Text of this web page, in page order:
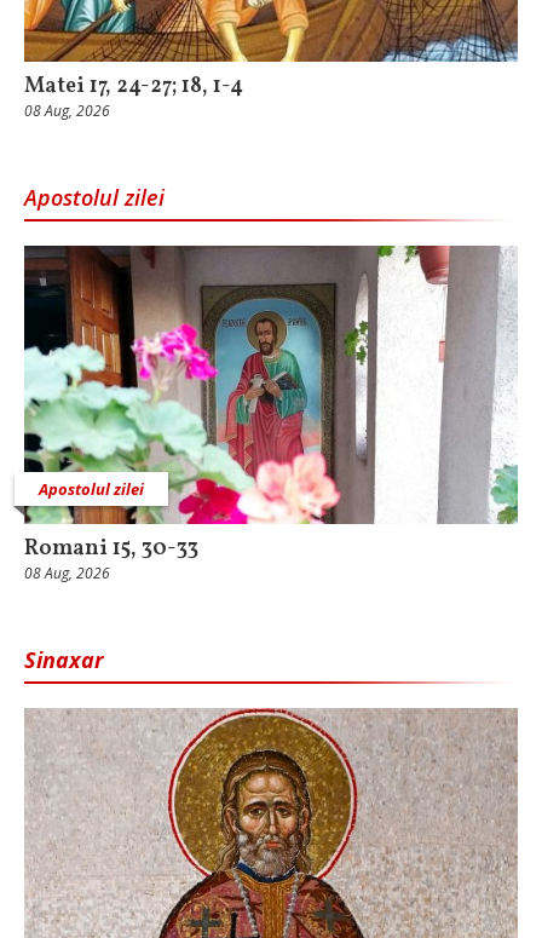
Matei 17, 24-27; 18, 1-4
08 Aug, 2026
Apostolul zilei
Apostolul zilei
Romani 15, 30-33
08 Aug, 2026
Sinaxar